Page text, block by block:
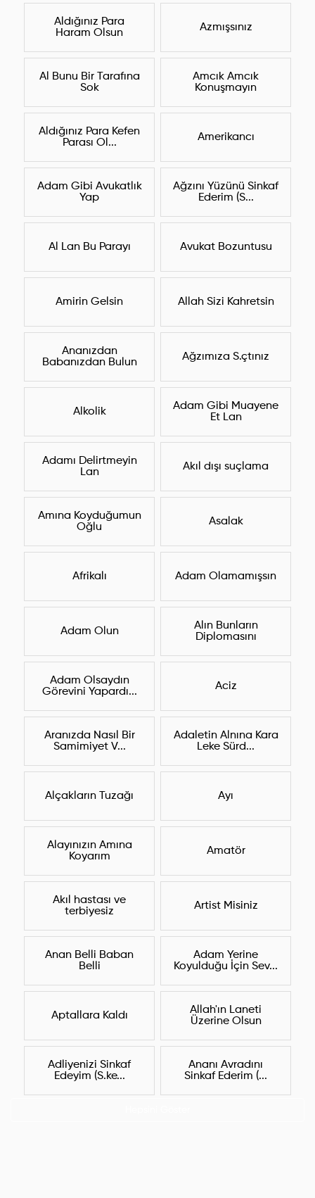
Aldığınız Para
Haram Olsun
Azmışsınız
Al Bunu Bir Tarafına
Sok
Amcık Amcık
Konuşmayın
Aldığınız Para Kefen
Parası Ol...
Amerikancı
Adam Gibi Avukatlık
Yap
Ağzını Yüzünü Sinkaf
Ederim (S...
Al Lan Bu Parayı Avukat Bozuntusu
Amirin Gelsin Allah Sizi Kahretsin
Ananızdan
Babanızdan Bulun
Ağzımıza S.çtınız
Alkolik
Adam Gibi Muayene
Et Lan
Adamı Delirtmeyin
Lan
Akıl dışı suçlama
Amına Koyduğumun
Oğlu
Asalak
Afrikalı Adam Olamamışsın
Adam Olun
Alın Bunların
Diplomasını
Adam Olsaydın
Görevini Yapardı...
Aciz
Aranızda Nasıl Bir
Samimiyet V...
Adaletin Alnına Kara
Leke Sürd...
Alçakların Tuzağı Ayı
Alayınızın Amına
Koyarım
Amatör
Akıl hastası ve
terbiyesiz
Artist Misiniz
Anan Belli Baban
Belli
Adam Yerine
Koyulduğu İçin Sev...
Aptallara Kaldı
Allah'ın Laneti
Üzerine Olsun
Adliyenizi Sinkaf
Edeyim (S.ke...
Ananı Avradını
Sinkaf Ederim (...